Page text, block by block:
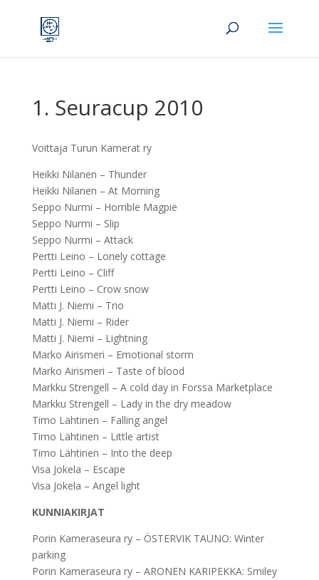
1. Seuracup 2010
Voittaja Turun Kamerat ry
Heikki Nilanen – Thunder
Heikki Nilanen – At Morning
Seppo Nurmi – Horrible Magpie
Seppo Nurmi – Slip
Seppo Nurmi – Attack
Pertti Leino – Lonely cottage
Pertti Leino – Cliff
Pertti Leino – Crow snow
Matti J. Niemi – Trio
Matti J. Niemi – Rider
Matti J. Niemi – Lightning
Marko Airismeri – Emotional storm
Marko Airismeri – Taste of blood
Markku Strengell – A cold day in Forssa Marketplace
Markku Strengell – Lady in the dry meadow
Timo Lähtinen – Falling angel
Timo Lähtinen – Little artist
Timo Lähtinen – Into the deep
Visa Jokela – Escape
Visa Jokela – Angel light
KUNNIAKIRJAT
Porin Kameraseura ry – ÖSTERVIK TAUNO: Winter
parking
Porin Kameraseura ry – ARONEN KARIPEKKA: Smiley